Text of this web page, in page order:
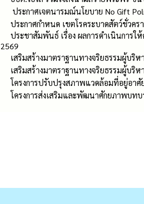
ประกาศเจตนารมณ์นโยบาย No Gift
ประกาศกำหนด เขตโรคระบาดสัตว์ชั่วค
ประชาสัมพันธ์ เรื่อง ผลการดำเนินการ
2569
เสริมสร้างมาตราฐานทางจริยธรรมผู้บ
เสริมสร้างมาตราฐานทางจริยธรรมผู้บ
โครงการปรับปรุงสภาพแวดล้อมที่อยู่อา
โครงการส่งเสริมและพัฒนาศักยภาพบท